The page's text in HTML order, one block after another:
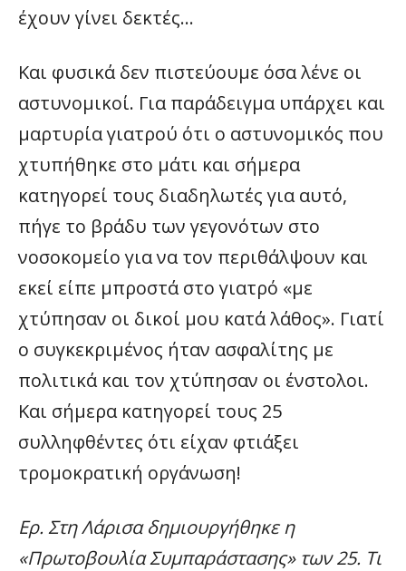
έχουν γίνει δεκτές…
Και φυσικά δεν πιστεύουμε όσα λένε οι
αστυνομικοί. Για παράδειγμα υπάρχει και
μαρτυρία γιατρού ότι ο αστυνομικός που
χτυπήθηκε στο μάτι και σήμερα
κατηγορεί τους διαδηλωτές για αυτό,
πήγε το βράδυ των γεγονότων στο
νοσοκομείο για να τον περιθάλψουν και
εκεί είπε μπροστά στο γιατρό «με
χτύπησαν οι δικοί μου κατά λάθος». Γιατί
ο συγκεκριμένος ήταν ασφαλίτης με
πολιτικά και τον χτύπησαν οι ένστολοι.
Και σήμερα κατηγορεί τους 25
συλληφθέντες ότι είχαν φτιάξει
τρομοκρατική οργάνωση!
Ερ. Στη Λάρισα δημιουργήθηκε η
«Πρωτοβουλία Συμπαράστασης» των 25. Τι